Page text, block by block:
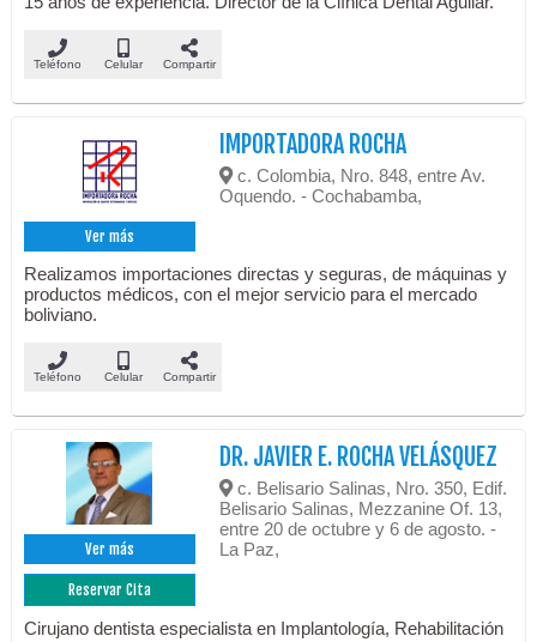
Teléfono Celular Compartir
Ver más
IMPORTADORA ROCHA
c. Colombia, Nro. 848, entre Av.
Oquendo. - Cochabamba,
Realizamos importaciones directas y seguras, de máquinas y
productos médicos, con el mejor servicio para el mercado
boliviano.
Teléfono Celular Compartir
Ver más
Reservar Cita
DR. JAVIER E. ROCHA VELÁSQUEZ
c. Belisario Salinas, Nro. 350, Edif.
Belisario Salinas, Mezzanine Of. 13,
entre 20 de octubre y 6 de agosto. -
La Paz,
Cirujano dentista especialista en Implantología, Rehabilitación